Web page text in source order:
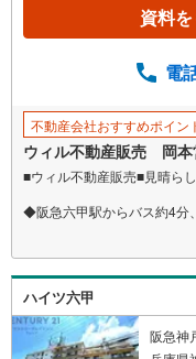
資料
電
不動産会社おすすめポイン
ウィル不動産販売 岡本
■ウィル不動産販売■見晴ら
◆阪急六甲駅からバス約4分
◇4階部分・南東向きで日当
◇実質3階部分！
◇リフォーム歴あり！
◇専有面積52.00m2の1LDK
◇全室に窓付きで風通し良
ハイツ六甲
阪急神